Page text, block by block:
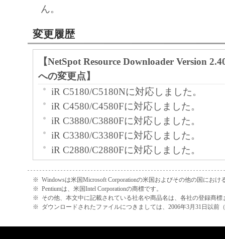
社、それらの販売代理店または販
「本ソフトウェア」の使用または
るいかなる損害（逸失利益および
たは付随的な損害を含むがこれら
ての損害を言います。）について
れる限り、一切の責任を負わない
とえ、キヤノン、キヤノンの子会
連会社、それらの販売代理店また
損害の可能性について知らされて
キヤノン、キヤノンの子会社、キ
社、それらの販売代理店または販
「本ソフトウェア」、または「本
使用に起因または関連してお客様
ん。
変更履歴
【NetSpot Resource Downloader Version
への変更点】
iR C5180/C5180Nに対応しました。
iR C4580/C4580Fに対応しました。
iR C3880/C3880Fに対応しました。
iR C3380/C3380Fに対応しました。
iR C2880/C2880Fに対応しました。
【NetSpot Resource Downloader Version
への変更点】
※ Windowsは米国Microsoft Corporationの米国およびその他の国におけ
※ Pentiumは、米国Intel Corporationの商標です。
※ その他、本文中に記載されている社名や商品名は、各社の登録商標
※ ダウンロードされたファイルにつきましては、2006年3月31日以